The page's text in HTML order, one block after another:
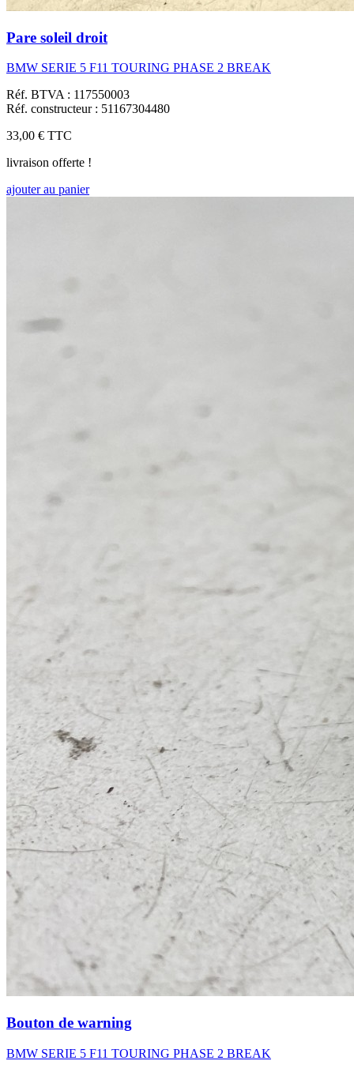
Pare soleil droit
BMW SERIE 5 F11 TOURING PHASE 2 BREAK
Réf. BTVA : 117550003
Réf. constructeur : 51167304480
33,00 € TTC
livraison offerte !
ajouter au panier
Bouton de warning
BMW SERIE 5 F11 TOURING PHASE 2 BREAK